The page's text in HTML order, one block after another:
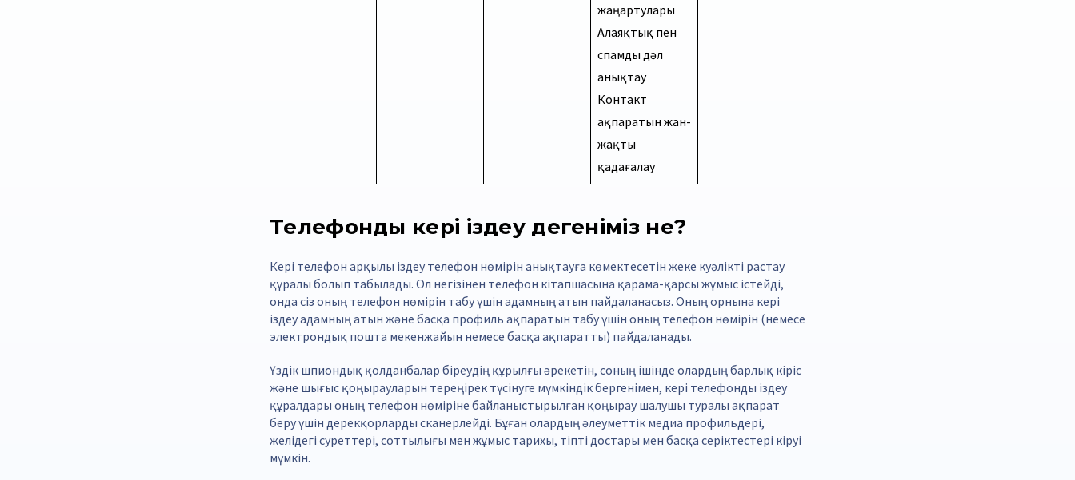
жаңартулары
Алаяқтық пен
спамды дәл
анықтау
Контакт
ақпаратын жан-
жақты
қадағалау
Телефонды кері іздеу дегеніміз не?
Кері телефон арқылы іздеу телефон нөмірін анықтауға көмектесетін жеке куәлікті растау
құралы болып табылады. Ол негізінен телефон кітапшасына қарама-қарсы жұмыс істейді,
онда сіз оның телефон нөмірін табу үшін адамның атын пайдаланасыз. Оның орнына кері
іздеу адамның атын және басқа профиль ақпаратын табу үшін оның телефон нөмірін (немесе
электрондық пошта мекенжайын немесе басқа ақпаратты) пайдаланады.
Үздік шпиондық қолданбалар біреудің құрылғы әрекетін, соның ішінде олардың барлық кіріс
және шығыс қоңырауларын тереңірек түсінуге мүмкіндік бергенімен, кері телефонды іздеу
құралдары оның телефон нөміріне байланыстырылған қоңырау шалушы туралы ақпарат
беру үшін дерекқорларды сканерлейді. Бұған олардың әлеуметтік медиа профильдері,
желідегі суреттері, соттылығы мен жұмыс тарихы, тіпті достары мен басқа серіктестері кіруі
мүмкін.